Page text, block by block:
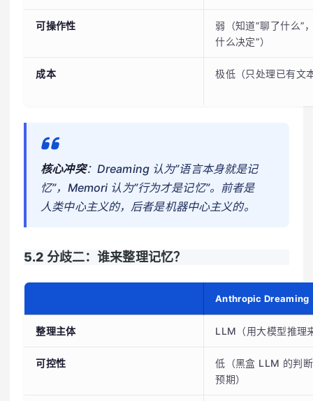
可操作性
弱（知道”聊了什么”
什么决定”）
成本 极低（只处理已有文
核心冲突：Dreaming 认为”语言本身就是记
忆”，Memori 认为”行为才是记忆”。前者是
人类中心主义的，后者是机器中心主义的。
5.2 分歧二：谁来整理记忆？
Anthropic Dreaming
整理主体 LLM（用大模型推理
可控性
低（黑盒 LLM 的判
预期）